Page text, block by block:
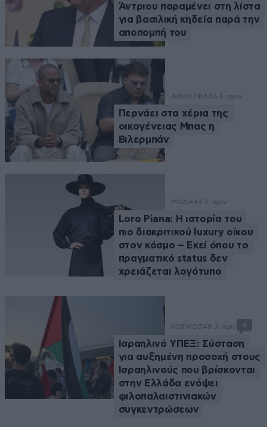
Άντριου παραμένει στη λίστα
για βασιλική κηδεία παρά την
αποπομπή του
ΑΘΛΗΤΙΚΑ36 λ. πριν
Περνάει στα χέρια της
οικογένειας Μπας η
Βιλερμπάν
ΜΟΔΑ44 λ. πριν
Loro Piana: Η ιστορία του
πιο διακριτικού luxury οίκου
στον κόσμο – Εκεί όπου το
πραγματικό status δεν
χρειάζεται λογότυπο
ΚΟΣΜΟΣ48 λ. πριν 4
Ισραηλινό ΥΠΕΞ: Σύσταση
για αυξημένη προσοχή στους
Ισραηλινούς που βρίσκονται
στην Ελλάδα ενόψει
φιλοπαλαιστινιακών
συγκεντρώσεων